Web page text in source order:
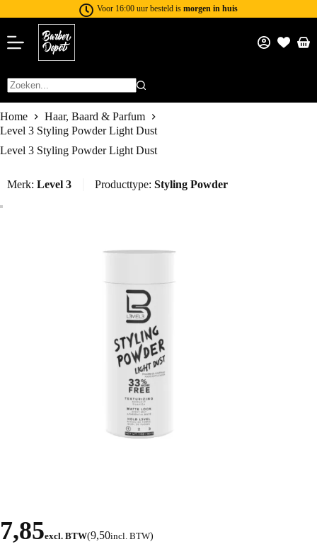
Voor 16:00 uur besteld is morgen in huis
Home
Haar, Baard & Parfum
Level 3 Styling Powder Light Dust
Level 3 Styling Powder Light Dust
Merk: Level 3 Producttype: Styling Powder
7,85excl. BTW(9,50incl. BTW)